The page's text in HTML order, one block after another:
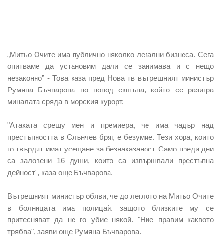
„Митьо Очите има публично няколко легални бизнеса. Сега
опитваме да установим дали се занимава и с нещо
незаконно” - Това каза пред Нова тв вътрешният министър
Румяна Бъчварова по повод екшъна, който се разигра
миналата сряда в морския курорт.
"Атаката срещу мен и премиера, че има чадър над
престъпността в Слънчев бряг, е безумие. Тези хора, които
го твърдят имат усещане за безнаказаност. Само преди дни
са заловени 16 души, които са извършвали престъпна
дейност", каза още Бъчварова.
Вътрешният министър обяви, че до леглото на Митьо Очите
в болницата има полицай, защото близките му се
притесняват да не го убие някой. "Ние правим каквото
трябва", заяви още Румяна Бъчварова.